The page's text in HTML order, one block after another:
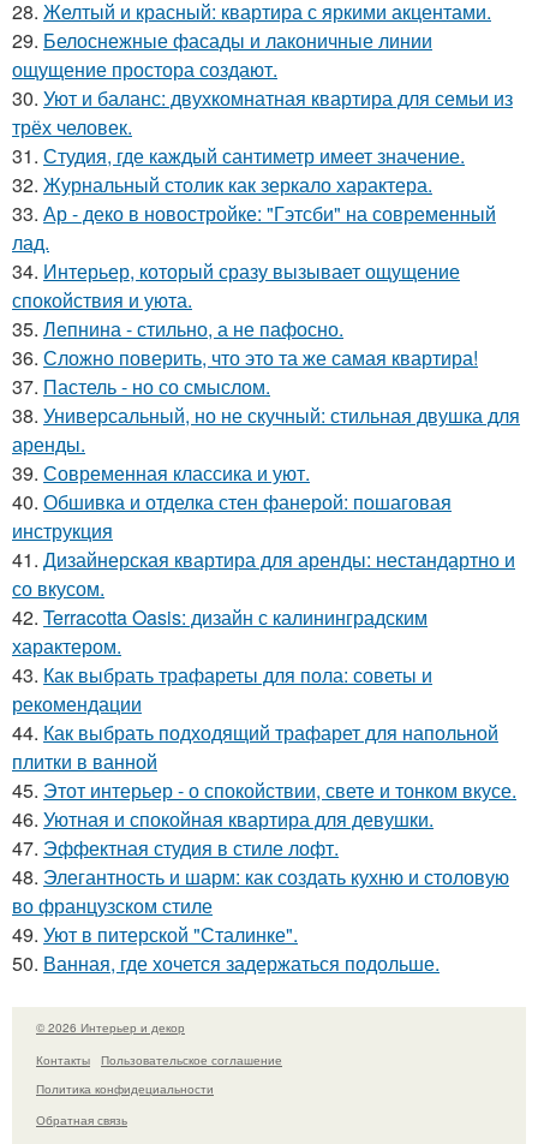
28. Желтый и красный: квартира с яркими акцентами.
29. Белоснежные фасады и лаконичные линии
ощущение простора создают.
30. Уют и баланс: двухкомнатная квартира для семьи из
трёх человек.
31. Студия, где каждый сантиметр имеет значение.
32. Журнальный столик как зеркало характера.
33. Ар - деко в новостройке: "Гэтсби" на современный
лад.
34. Интерьер, который сразу вызывает ощущение
спокойствия и уюта.
35. Лепнина - стильно, а не пафосно.
36. Сложно поверить, что это та же самая квартира!
37. Пастель - но со смыслом.
38. Универсальный, но не скучный: стильная двушка для
аренды.
39. Современная классика и уют.
40. Обшивка и отделка стен фанерой: пошаговая
инструкция
41. Дизайнерская квартира для аренды: нестандартно и
со вкусом.
42. Terracotta Oasis: дизайн с калининградским
характером.
43. Как выбрать трафареты для пола: советы и
рекомендации
44. Как выбрать подходящий трафарет для напольной
плитки в ванной
45. Этот интерьер - о спокойствии, свете и тонком вкусе.
46. Уютная и спокойная квартира для девушки.
47. Эффектная студия в стиле лофт.
48. Элегантность и шарм: как создать кухню и столовую
во французском стиле
49. Уют в питерской "Сталинке".
50. Ванная, где хочется задержаться подольше.
© 2026 Интерьер и декор
Контакты
Пользовательское соглашение
Политика конфидециальности
Обратная связь